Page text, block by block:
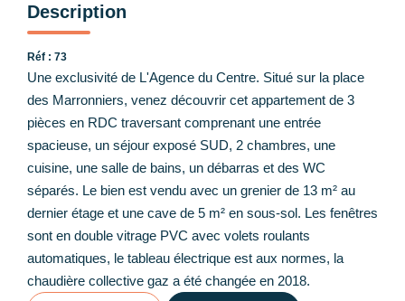
Description
Réf : 73
Une exclusivité de L'Agence du Centre. Situé sur la place
des Marronniers, venez découvrir cet appartement de 3
pièces en RDC traversant comprenant une entrée
spacieuse, un séjour exposé SUD, 2 chambres, une
cuisine, une salle de bains, un débarras et des WC
séparés. Le bien est vendu avec un grenier de 13 m² au
dernier étage et une cave de 5 m² en sous-sol. Les fenêtres
sont en double vitrage PVC avec volets roulants
automatiques, le tableau électrique est aux normes, la
chaudière collective gaz a été changée en 2018.